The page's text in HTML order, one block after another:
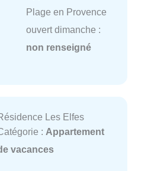
Plage en Provence
ouvert dimanche :
non renseigné
Les Elfes
: Appartement
vacances